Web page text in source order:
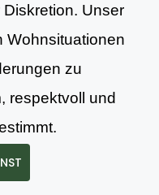
Unser
Wohnsituationen
zu
respektvoll und